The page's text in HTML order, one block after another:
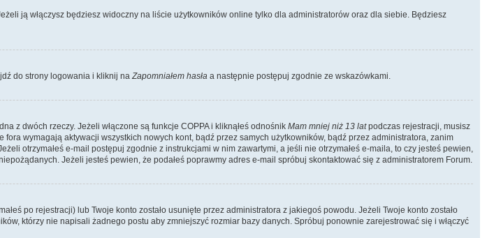
ją włączysz będziesz widoczny na liście użytkowników online tylko dla administratorów oraz dla siebie. Będziesz
do strony logowania i kliknij naZapomniałem hasła a następnie postępuj zgodnie ze wskazówkami.
z dwóch rzeczy. Jeżeli włączone są funkcje COPPA i kliknąłeś odnośnik Mam mniej niż 13 latpodczas rejestracji, musisz
wymagają aktywacji wszystkich nowych kont, bądź przez samych użytkowników, bądź przez administratora, zanim
otrzymałeś e-mail postępuj zgodnie z instrukcjami w nim zawartymi, a jeśli nie otrzymałeś e-maila, to czy jesteś pewien,
Jeżeli jesteś pewien, że podałeś poprawmy adres e-mail spróbuj skontaktować się z administratorem Forum.
po rejestracji) lub Twoje konto zostało usunięte przez administratora z jakiegoś powodu. Jeżeli Twoje konto zostało
którzy nie napisali żadnego postu aby zmniejszyć rozmiar bazy danych. Spróbuj ponownie zarejestrować się i włączyć